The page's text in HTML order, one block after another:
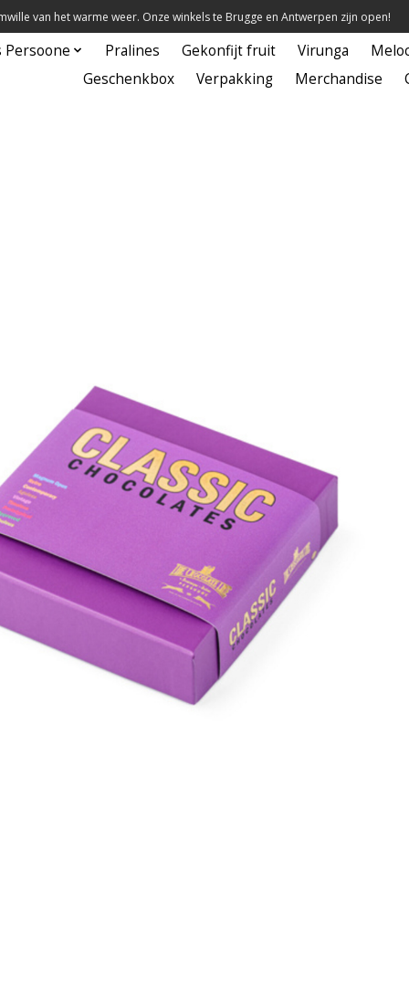
van het warme weer. Onze winkels te Brugge en Antwerpen zijn open!
Persoone Pralines Gekonfijt fruit Virunga
Geschenkbox
Verpakking Merchandise